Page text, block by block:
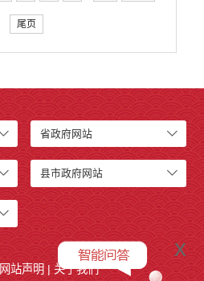
尾页
省政府网站
县市政府网站
网站声明 | 关于我们
x